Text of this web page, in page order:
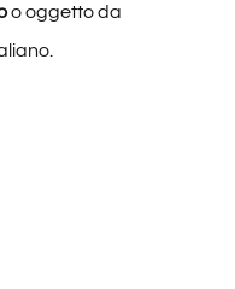
o oggetto da